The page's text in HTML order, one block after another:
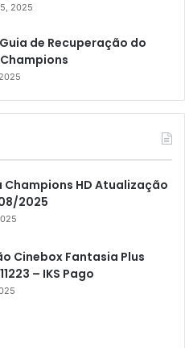
2025
de Recuperação do
Champions HD Atualização
2025
Cinebox Fantasia Plus
– IKS Pago